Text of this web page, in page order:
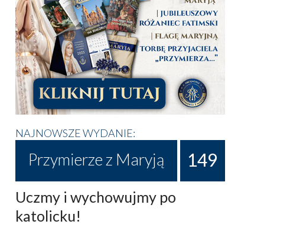
NAJNOWSZE WYDANIE:
Przymierze z Maryją 149
Uczmy i wychowujmy po
katolicku!